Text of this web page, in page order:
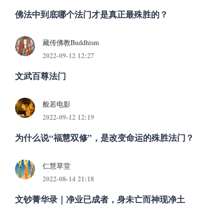
佛法中到底哪个法门才是真正最殊胜的？
藏传佛教Buddhism
2022-09-12 12:27
文武百尊法门
般若电影
2022-09-12 12:19
为什么说“福慧双修”，是改变命运的殊胜法门？
仁慧草堂
2022-08-14 21:18
文钞菁华录｜净业已成者，身未亡而神现净土